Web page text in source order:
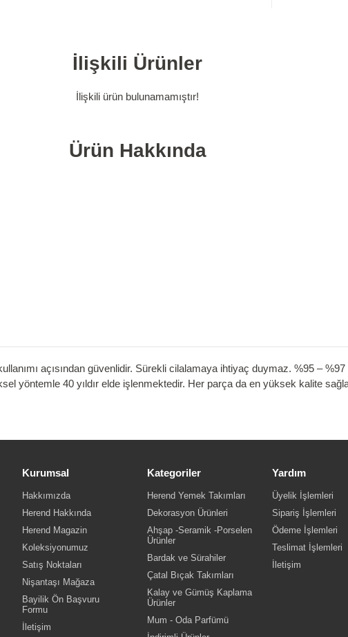
İlişkili Ürünler
İlişkili ürün bulunamamıştır!
Ürün Hakkında
açısından güvenlidir. Sürekli cilalamaya ihtiyaç duymaz. %95 –
yöntemle 40 yıldır elde işlenmektedir. Her parça da en yüksek kalite
Kurumsal
Hakkımızda
Herend Hakkında
Herend Magazin
Koleksiyonumuz
Satış Noktaları
Nişantaşı Mağaza
Bayilik Ön Başvuru
Formu
İletişim
Kategoriler
Herend Yemek Takımları
Dekorasyon Ürünleri
Ahşap -Seramik -Porselen
Ürünler
Bardak ve Sürahiler
Çatal Bıçak Takımları
Kalay ve Gümüş Kaplama
Ürünler
Mum - Oda Parfümü
Yardım
Üyelik İşlemleri
Sipariş İşlemleri
Ödeme İşlemleri
Teslimat İşlemleri
İletişim